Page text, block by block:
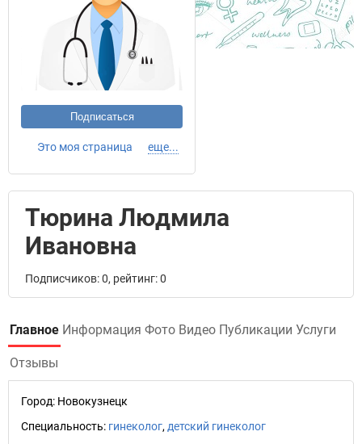
Подписаться
Это моя страница еще...
Тюрина Людмила
Ивановна
Подписчиков: 0, рейтинг: 0
Главное Информация Фото Видео Публикации Услуги
Отзывы
Город: Новокузнецк
Специальность: гинеколог, детский гинеколог